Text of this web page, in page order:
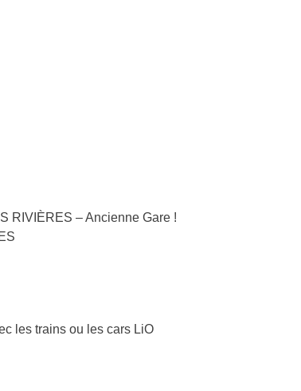
RIVIÈRES – Ancienne Gare !
les trains ou les cars LiO